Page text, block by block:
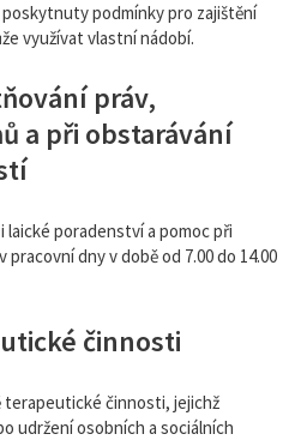
podmínky pro zajištění
využívat vlastní nádobí.
práv,
a při obstarávání
poradenství a pomoc při
dny v době od 7.00 do 14.00
činnosti
terapeutické činnosti, jejichž
udržení osobních a sociálních